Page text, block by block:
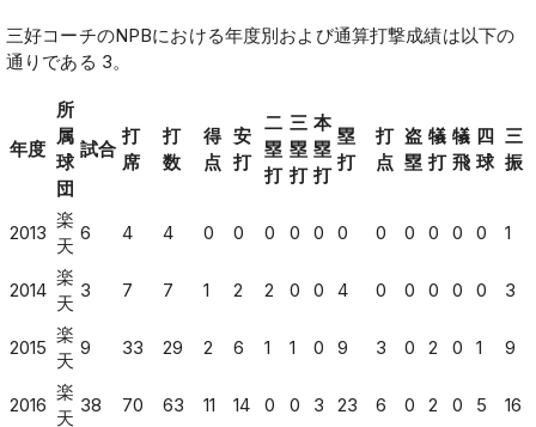
三好コーチのNPBにおける年度別および通算打撃成績は以下の
通りである 3。
年度
所
属
球
団
試合
打
席
打
数
得
点
安
打
二
塁
打
三
塁
打
本
塁
打
塁
打
打
点
盗
塁
犠
打
犠
飛
四
球
三
振
2013
楽
天
6 4 4 0 0 0 0 0 0 0 0 0 0 0 1
2014
楽
天
3 7 7 1 2 2 0 0 4 0 0 0 0 0 3
2015
楽
天
9 33 29 2 6 1 1 0 9 3 0 2 0 1 9
2016
楽
天
38 70 63 11 14 0 0 3 23 6 0 2 0 5 16